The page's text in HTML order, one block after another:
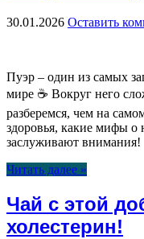
30.01.2026 Оставить
Пуэр – один из самых
мире ☕ Вокруг него
разберемся, чем на
здоровья, какие мифы о
заслуживают внимания!
Читать далее »
Чай с этой
холестерин!